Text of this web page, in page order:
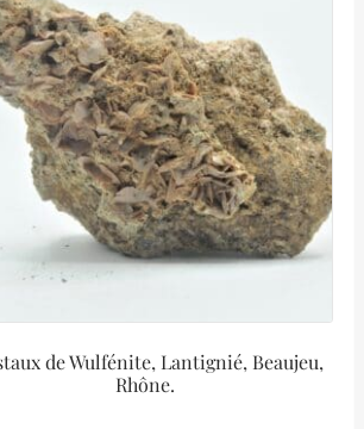
de Wulfénite, Lantignié, Beaujeu,
Rhône.